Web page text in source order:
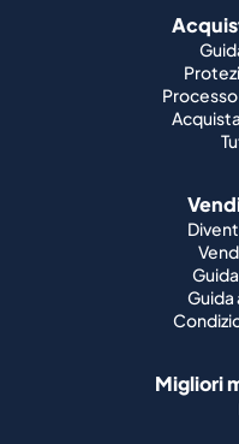
Guida
Migliori